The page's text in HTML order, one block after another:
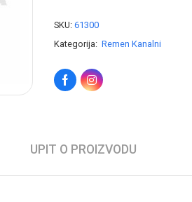
SKU: 61300
Kategorija: Remen Kanalni
UPIT O PROIZVODU